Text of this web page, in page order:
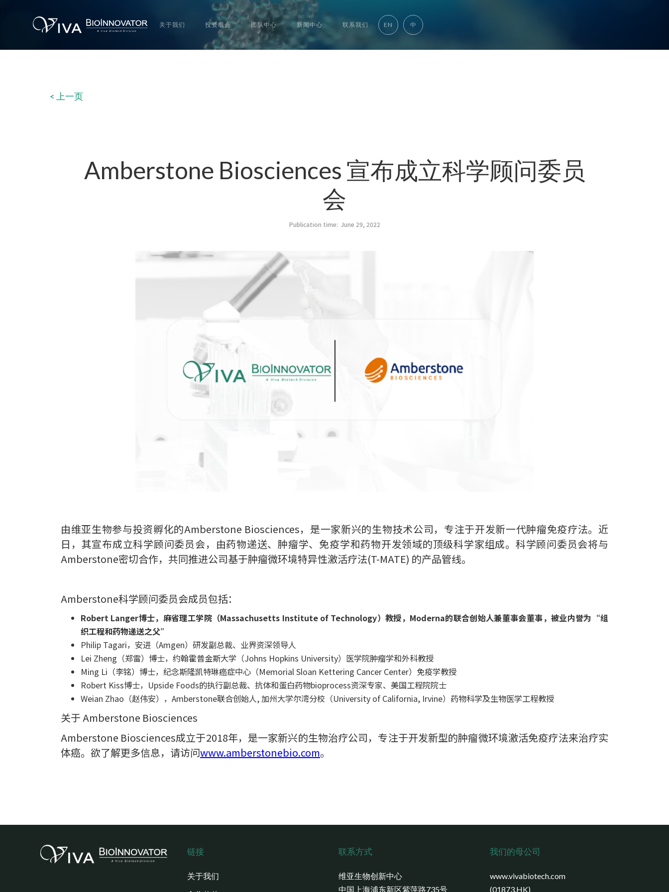
关于我们 投资组合 团队中心 新闻中心 联系我们 EN 中
< 上一页
Amberstone Biosciences 宣布成立科学顾问委员
会
Publication time: June 29, 2022
由维亚生物参与投资孵化的Amberstone Biosciences，是一家新兴的生物技术公司，专注于开发新一代肿瘤免疫疗法。近
日，其宣布成立科学顾问委员会，由药物递送、肿瘤学、免疫学和药物开发领域的顶级科学家组成。科学顾问委员会将与
Amberstone密切合作，共同推进公司基于肿瘤微环境特异性激活疗法(T-MAT​E) 的产品管线。
Amberstone科学顾问委员会成员包括：
Robert Langer博士，麻省理工学院（Massachusetts Institute of Technology）教授，Moderna的联合创始人兼董事会董事，被业内誉为“组
织工程和药物递送之父”
Philip Tagari，安进（Amgen）研发副总裁、业界资深领导人
Lei Zheng（郑雷）博士，约翰霍普金斯大学（Johns Hopkins University）医学院肿瘤学和外科教授
Ming Li（李铭）博士，纪念斯隆凯特琳癌症中心（Memorial Sloan Kettering Cancer Center）免疫学教授
Robert Kiss博士，Upside Foods的执行副总裁、抗体和蛋白药物bioprocess资深专家、美国工程院院士
Weian Zhao（赵伟安），Amberstone联合创始人, 加州大学尔湾分校（University of California, Irvine）药物科学及生物医学工程教授
关于 Amberstone Biosciences
Amberstone Biosciences成立于2018年，是一家新兴的生物治疗公司，专注于开发新型的肿瘤微环境激活免疫疗法来治疗实
体癌。欲了解更多信息，请访问www.amberstonebio.com。
链接
关于我们
联系方式
维亚生物创新中心
中国上海浦东新区紫萍路735号
我们的母公司
www.vivabiotech.com
(01873.HK)